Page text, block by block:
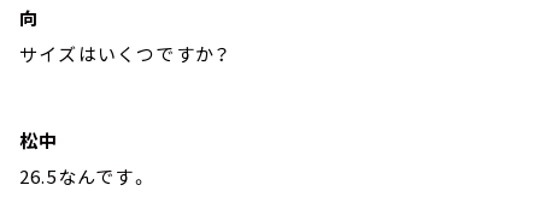
向
サイズはいくつですか？
松中
26.5なんです。